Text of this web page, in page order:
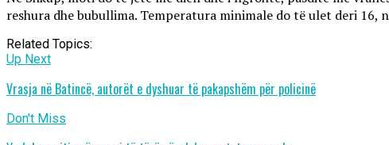
reshura dhe bubullima. Temperatura minimale do të ulet deri 16,
Related Topics:
Up Next
Vrasja në Batincë, autorët e dyshuar të pakapshëm për policinë
Don't Miss